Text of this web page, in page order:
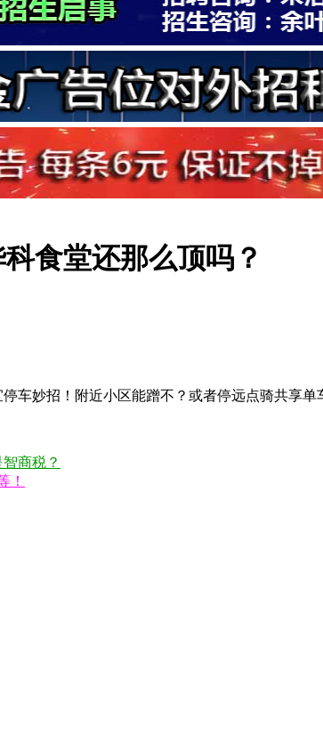
食堂还那么顶吗？
车妙招！附近小区能蹭不？或者停远点骑共享单
商税？
！